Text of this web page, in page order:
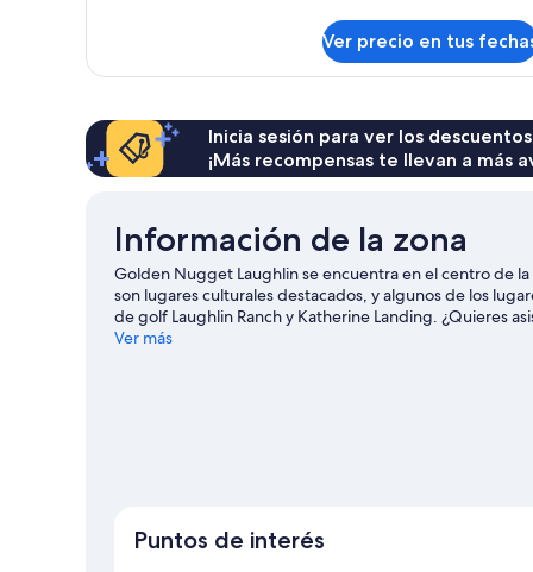
al
1
size,
vista
al
Ver precio en tus
Inicia sesión para ver los
¡Más recompensas te llevan a más
Información de la zona
Golden Nugget Laughlin se encuentra en el centro de
son lugares culturales destacados, y algunos de los
de golf Laughlin Ranch y Katherine Landing. ¿Quieres
vistazo a lo que sucede en Anderson Auto Group
Ver más
Puntos de interés